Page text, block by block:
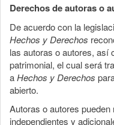
Derechos de autoras o
De acuerdo con la
Hechos y Derechos
las autoras o autores, así
patrimonial, el cual será
aHechos y Derechos
abierto.
Autoras o autores
independientes y